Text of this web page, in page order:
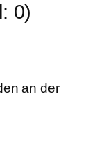
0)
an der